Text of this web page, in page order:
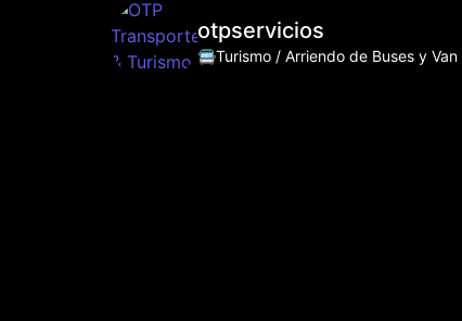
otpservicios
🚍Turismo / Arriendo de Buses y Van